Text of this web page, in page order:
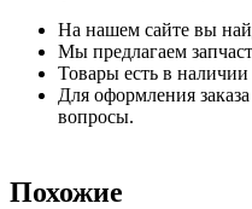
На нашем сайте вы
Мы предлагаем
Товары есть в
Для оформления
вопросы.
Похожие